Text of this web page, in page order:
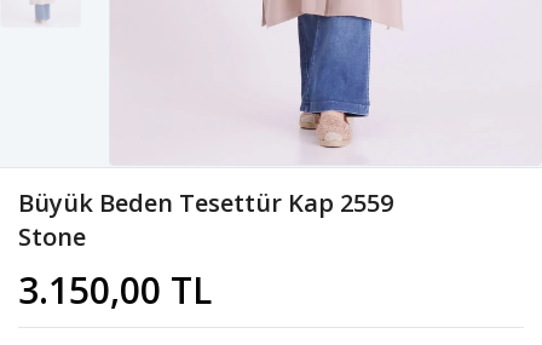
Büyük Beden Tesettür Kap 2559
Stone
3.150,00 TL